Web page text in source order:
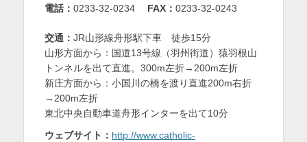
電話： 0233-32-0234 FAX： 0233-32-0243
交通： JR山形線舟形駅下車 徒歩15分
山形方面から：国道13号線（羽州街道）猿羽根山
トンネルを出て直進。300m左折→200m左折
新庄方面から：小国川の橋を渡り直進200m右折
→200m左折
東北中央自動車道舟形インターを出て10分
ウェブサイト： http://www.catholic-